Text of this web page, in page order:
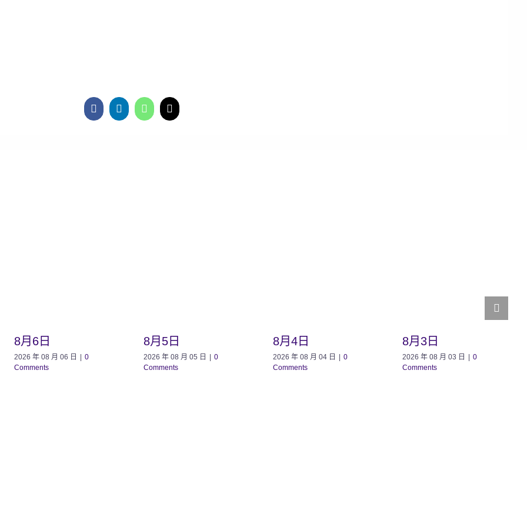
8月6日
2026 年 08 月 06 日
0
Comments
8月5日
2026 年 08 月 05 日
0
Comments
8月4日
2026 年 08 月 04 日
0
Comments
8月3日
2026 年 08 月 03 日
0
Comments